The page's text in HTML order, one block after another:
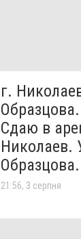
г.
Сдаю в
Николаев.
21:56, 3 серпня